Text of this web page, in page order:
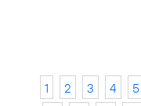
1 2 3 4 5